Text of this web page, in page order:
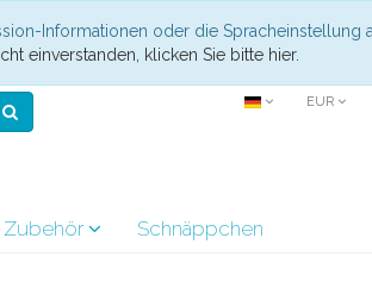
Informationen oder die Spracheinstellung
einverstanden, klicken Sie bitte hier.
EUR
Zubehör Schnäppchen